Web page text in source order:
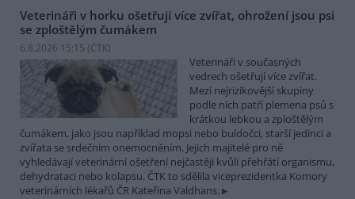
Veterináři v horku ošetřují více zvířat, ohrožení jsou psi
se zploštělým čumákem
6.8.2026 15:15 (ČTK)
Veterináři v současných
vedrech ošetřují více zvířat.
Mezi nejrizikovější skupiny
podle nich patří plemena psů s
krátkou lebkou a zploštělým
čumákem, jako jsou například mopsi nebo buldočci, starší jedinci a
zvířata se srdečním onemocněním. Jejich majitelé pro ně
vyhledávají veterinární ošetření nejčastěji kvůli přehřátí organismu,
dehydrataci nebo kolapsu. ČTK to sdělila viceprezidentka Komory
veterinárních lékařů ČR Kateřina Valdhans.